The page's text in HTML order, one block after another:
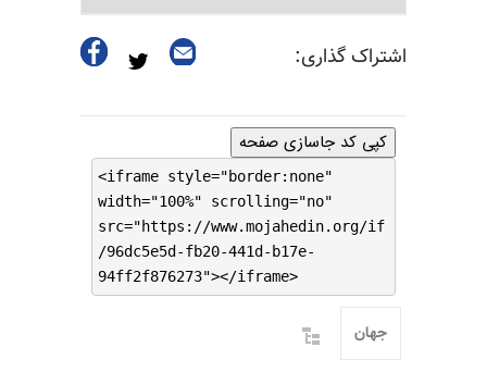
اشتراک گذاری:
کپی کد جاسازی صفحه
<iframe style="border:none"
width="100%" scrolling="no"
src="https://www.mojahedin.org/if
/96dc5e5d-fb20-441d-b17e-
94ff2f876273"></iframe>
جهان